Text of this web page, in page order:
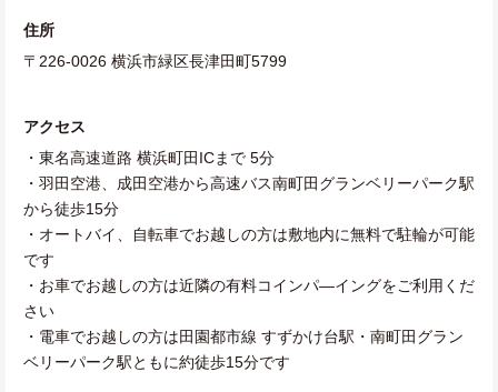
住所
〒226-0026 横浜市緑区長津田町5799
アクセス
・東名高速道路 横浜町田ICまで 5分
・羽田空港、成田空港から高速バス南町田グランベリーパーク駅
から徒歩15分
・オートバイ、自転車でお越しの方は敷地内に無料で駐輪が可能
です
・お車でお越しの方は近隣の有料コインパ―イングをご利用くだ
さい
・電車でお越しの方は田園都市線 すずかけ台駅・南町田グラン
ベリーパーク駅ともに約徒歩15分です